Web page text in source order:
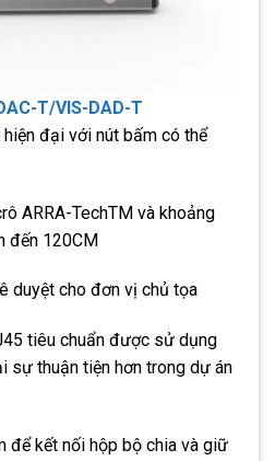
T/VIS-DAD-T
đại với nút bấm có thể
ARRA-TechTM và khoảng
đến 120CM
duyệt cho đơn vị chủ tọa
tiêu chuẩn được sử dụng
sự thuận tiện hơn trong dự án
để kết nối hộp bộ chia và giữ